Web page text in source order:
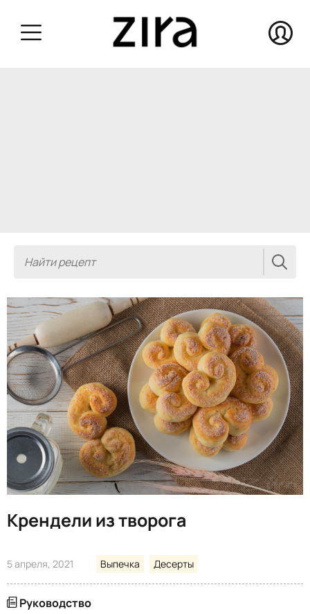
Крендели из творога
5 апреля, 2021 Выпечка Десерты
Руководство